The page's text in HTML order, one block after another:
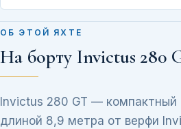
ОБ ЭТОЙ ЯХТЕ
На борту Invictus 280
Invictus 280 GT — компактный
длиной 8,9 метра от верфи